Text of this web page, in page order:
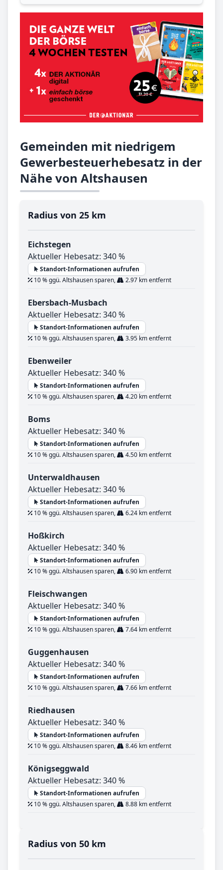
Gemeinden mit niedrigem
Gewerbesteuerhebesatz in der
Nähe von Altshausen
Radius von 25 km
Eichstegen
Aktueller Hebesatz: 340 %
Standort-Informationen aufrufen
10 % ggü. Altshausen sparen,
2.97 km entfernt
Ebersbach-Musbach
Aktueller Hebesatz: 340 %
Standort-Informationen aufrufen
10 % ggü. Altshausen sparen,
3.95 km entfernt
Ebenweiler
Aktueller Hebesatz: 340 %
Standort-Informationen aufrufen
10 % ggü. Altshausen sparen,
4.20 km entfernt
Boms
Aktueller Hebesatz: 340 %
Standort-Informationen aufrufen
10 % ggü. Altshausen sparen,
4.50 km entfernt
Unterwaldhausen
Aktueller Hebesatz: 340 %
Standort-Informationen aufrufen
10 % ggü. Altshausen sparen,
6.24 km entfernt
Hoßkirch
Aktueller Hebesatz: 340 %
Standort-Informationen aufrufen
10 % ggü. Altshausen sparen,
6.90 km entfernt
Fleischwangen
Aktueller Hebesatz: 340 %
Standort-Informationen aufrufen
10 % ggü. Altshausen sparen,
7.64 km entfernt
Guggenhausen
Aktueller Hebesatz: 340 %
Standort-Informationen aufrufen
10 % ggü. Altshausen sparen,
7.66 km entfernt
Riedhausen
Aktueller Hebesatz: 340 %
Standort-Informationen aufrufen
10 % ggü. Altshausen sparen,
8.46 km entfernt
Königseggwald
Aktueller Hebesatz: 340 %
Standort-Informationen aufrufen
10 % ggü. Altshausen sparen,
8.88 km entfernt
Radius von 50 km